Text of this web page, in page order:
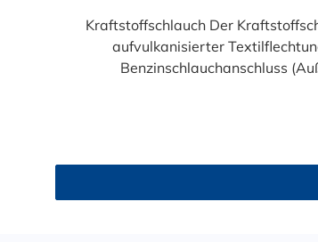
Kraftstoffschlauch Der
aufvulkanisierter
Benzinschlauchanschluss
(Außendurchmesser des